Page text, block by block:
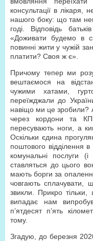
консультації в
нашого боку: що там
годі. Відповідь
«Доживати будемо в
повинні жити у чужій
платити? Своя ж є».
Причому тепер ми
вештаємося на
чужими хатами,
переїжджали до
навіщо ми це зробили?
через кордони та
пересувають ноги, а
Оскільки єдина
поштового відділення
комунальні послуги
ставляться до цього
мають борги за
човгають сплачувати,
звикли. Прикро
випадає нам
п’ятдесят п’ять
тому.
Згадую, до березня